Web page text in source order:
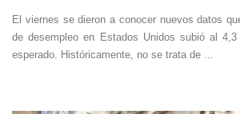
El viernes se dieron a conocer nuevos datos
de desempleo en Estados Unidos subió al
esperado. Históricamente, no se trata de ...